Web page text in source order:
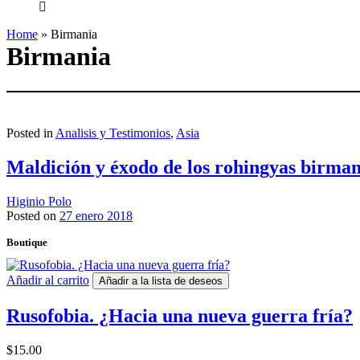
Home » Birmania
Birmania
Posted in Analisis y Testimonios, Asia
Maldición y éxodo de los rohingyas
Higinio Polo
Posted on 27 enero 2018
Boutique
Añadir al carrito Añadir a la lista de deseos
Rusofobia. ¿Hacia una nueva guerra fría?
$15.00